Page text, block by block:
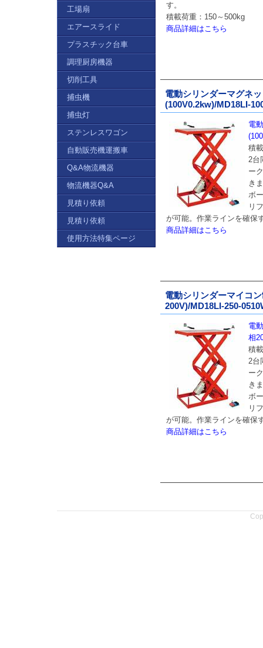
す。
積載荷重：150～500kg
商品詳細はこちら
電動シリンダーマグネ
(100V0.2kw)/MD18LI-
電
積
2台
ー
き
ボ
リ
が可能。作業ラインを確保
商品詳細はこちら
電動シリンダーマイコ
200V)/MD18LI-250-
電
相
積
2台
ー
き
ボ
リ
が可能。作業ラインを確保
商品詳細はこちら
工場扇
エアースライド
プラスチック台車
調理厨房機器
切削工具
捕虫機
捕虫灯
ステンレスワゴン
自動販売機運搬車
Q&A物流機器
物流機器Q&A
見積り依頼
見積り依頼
使用方法特集ページ